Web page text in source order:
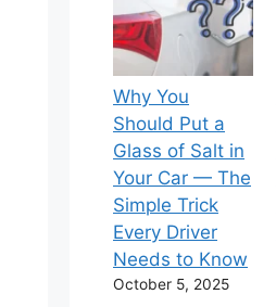
Why You
Should Put a
Glass of Salt in
Your Car — The
Simple Trick
Every Driver
Needs to Know
October 5, 2025